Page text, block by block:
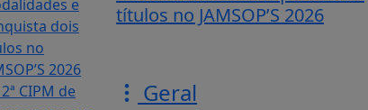
títulos no JAMSOP’S 2026
Geral